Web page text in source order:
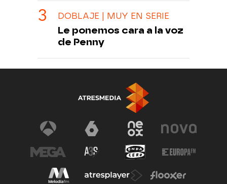
DOBLAJE | MUY EN SERIE
Le ponemos cara a la voz
de Penny